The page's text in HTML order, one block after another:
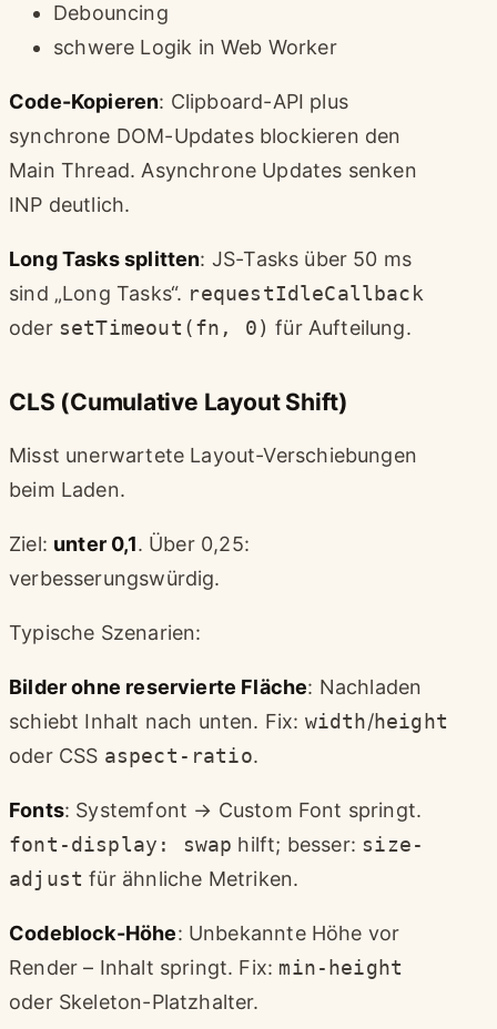
Debouncing
schwere Logik in Web Worker
Code-Kopieren: Clipboard-API plus
synchrone DOM-Updates blockieren den
Main Thread. Asynchrone Updates senken
INP deutlich.
Long Tasks splitten: JS-Tasks über 50 ms
sind „Long Tasks“. requestIdleCallback
oder setTimeout(fn, 0) für Aufteilung.
CLS (Cumulative Layout Shift)
Misst unerwartete Layout-Verschiebungen
beim Laden.
Ziel: unter 0,1. Über 0,25:
verbesserungswürdig.
Typische Szenarien:
Bilder ohne reservierte Fläche: Nachladen
schiebt Inhalt nach unten. Fix: width/height
oder CSS aspect-ratio.
Fonts: Systemfont → Custom Font springt.
font-display: swap hilft; besser: size-
adjust für ähnliche Metriken.
Codeblock-Höhe: Unbekannte Höhe vor
Render – Inhalt springt. Fix: min-height
oder Skeleton-Platzhalter.